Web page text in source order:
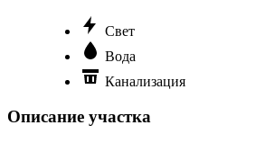
Свет
Вода
Канализация
Описание участка